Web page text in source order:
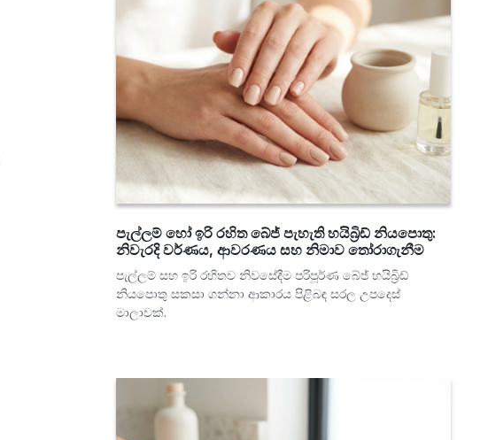
පැල්ලම් හෝ ඉරි රහිත බේජ් පැහැති හයිබ්‍රිඩ් නියපොතු:
නිවැරදි වර්ණය, ආවරණය සහ නිමාව තෝරාගැනීම
පැල්ලම් සහ ඉරි රහිතව නිවසේදීම පරිපූර්ණ බේජ් හයිබ්‍රිඩ්
නියපොතු සකසා ගන්නා ආකාරය පිළිබඳ සරල උපදෙස්
මාලාවක්.